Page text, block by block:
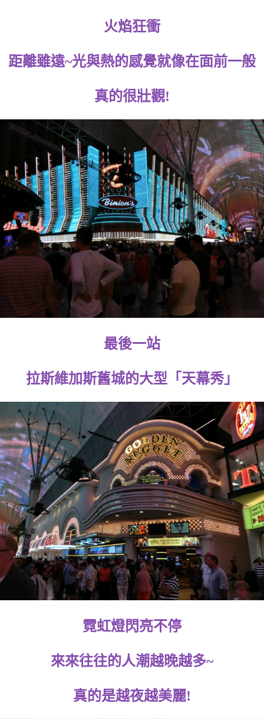
火焰狂衝
距離雖遠~光與熱的感覺就像在面前一般
真的很壯觀!
最後一站
拉斯維加斯舊城的大型「天幕秀」
霓虹燈閃亮不停
來來往往的人潮越晚越多~
真的是越夜越美麗!